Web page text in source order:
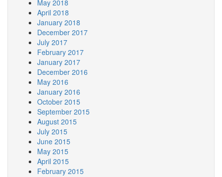
May 2018
April 2018
January 2018
December 2017
July 2017
February 2017
January 2017
December 2016
May 2016
January 2016
October 2015
September 2015
August 2015
July 2015
June 2015
May 2015
April 2015
February 2015